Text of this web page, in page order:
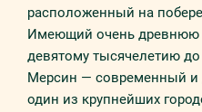
расположенный на
Имеющий очень древнюю
девятому тысячелетию
Мерсин — современный
один из крупнейших